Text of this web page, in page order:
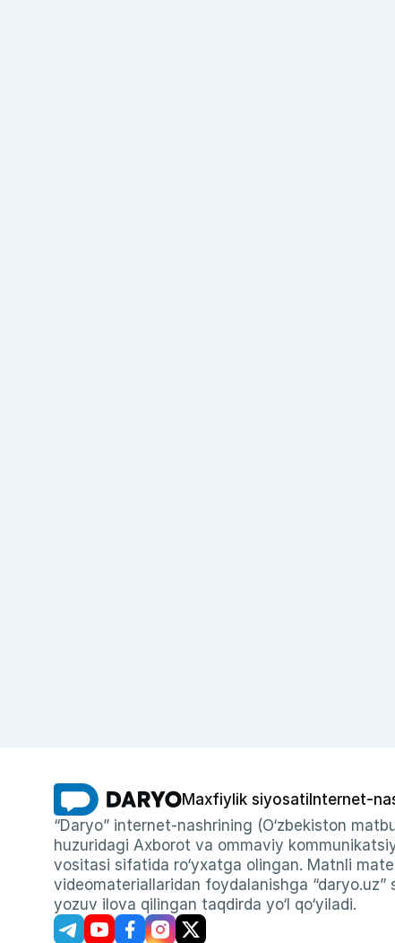
Maxfiylik siyosati Internet-
“Daryo” internet-nashrining (O‘zbekiston
huzuridagi Axborot va ommaviy
vositasi sifatida ro‘yxatga olingan. Matnli
videomateriallaridan foydalanishga
yozuv ilova qilingan taqdirda yo‘l qo‘yiladi.